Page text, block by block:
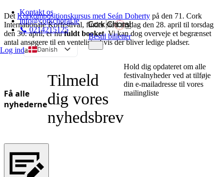
Kontakt os
info@corkchoral.ie
📞 0214215125
Log inda
Danish
Bulgarian
Czech
German
Greek
Estonian
French
Hungarian
Bestil billetter
Det Korkompositionskursus med Seán Doherty på den 71. Cork
Internationale Korfestival, finder sted tirsdag den 28. april til torsdag
den 30. april, er nufuldt booket. Vi kan dog overveje et begrænset
antal ansøgere til en venteliste, hvis der bliver ledige pladser.
Få alle
nyhederne
Tilmeld
dig vores
nyhedsbrev
Hold dig opdateret om alle
festivalnyheder ved at tilføje
din e-mailadresse til vores
mailingliste